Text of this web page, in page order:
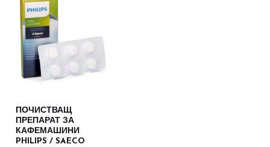
ПОЧИСТВАЩ
ПРЕПАРАТ ЗА
КАФЕМАШИНИ
PHILIPS / SAECO